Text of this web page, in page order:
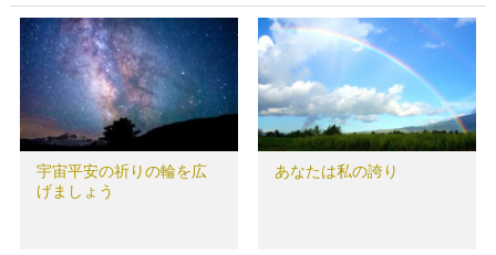
宇宙平安の祈りの輪を広
げましょう
あなたは私の誇り